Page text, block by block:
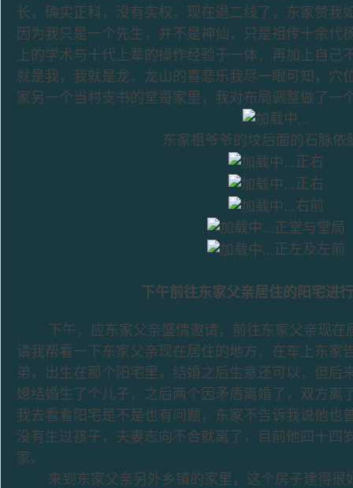
长，确实正科，没有实权，现在退二线了，东家赞我
因为我只是一个先生，并不是神仙，只是祖传十余代
上的学术与十代上辈的操作经验于一体，再加上自己
就是我，我就是龙，龙山的喜悲乐我尽一眼可知，穴
家另一个当村支书的堂哥家里，我对布局调整做了一
东家祖爷爷的坟后面的石脉依
正右
正右
右前
正堂与堂局
正左及左前
下午前往东家父亲居住的阳宅进
下午，应东家父亲盛情邀请，前往东家父亲现在
请我帮看一下东家父亲现在居住的地方，在车上东家
弟，出生在那个阳宅里，结婚之后生意还可以，但后
媳结婚生了个儿子，之后两个因矛盾离婚了，双方离
我去看看阳宅是不是也有问题，东家不告诉我说他也
没有生过孩子，夫妻志向不合就离了，目前他四十四
家。
来到东家父亲另外乡镇的家里，这个房子建得很